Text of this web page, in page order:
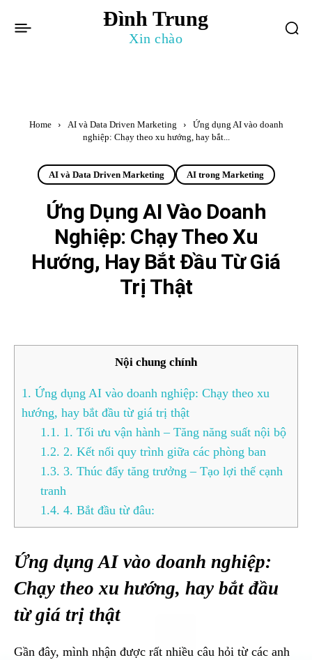
Đình Trung
Xin chào
Home AI và Data Driven Marketing
Ứng dụng AI vào doanh
nghiệp: Chạy theo xu hướng, hay bắt...
AI và Data Driven Marketing AI trong Marketing
Ứng Dụng AI Vào Doanh
Nghiệp: Chạy Theo Xu
Hướng, Hay Bắt Đầu Từ Giá
Trị Thật
Nội chung chính
1. Ứng dụng AI vào doanh nghiệp: Chạy theo xu
hướng, hay bắt đầu từ giá trị thật
1.1. 1. Tối ưu vận hành – Tăng năng suất nội bộ
1.2. 2. Kết nối quy trình giữa các phòng ban
1.3. 3. Thúc đẩy tăng trưởng – Tạo lợi thế cạnh
tranh
1.4. 4. Bắt đầu từ đâu:
Ứng dụng AI vào doanh nghiệp:
Chạy theo xu hướng, hay bắt đầu
từ giá trị thật
Gần đây, mình nhận được rất nhiều câu hỏi từ các anh